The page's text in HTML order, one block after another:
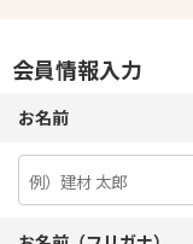
会員情報入力
お名前